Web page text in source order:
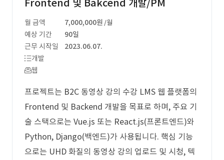
Frontend 및 Bakcend 개발/PM
월 금액 7,000,000원 /월
예상 기간
90일
근무 시작일
2023.06.07.
개발
웹
프로젝트는 B2C 동영상 강의 수강 LMS 웹 플랫폼의
Frontend 및 Backend 개발을 목표로 하며, 주요 기
술 스택으로는 Vue.js 또는 React.js(프론트엔드)와
Python, Django(백엔드)가 사용됩니다. 핵심 기능
으로는 UHD 화질의 동영상 강의 업로드 및 시청, 텍